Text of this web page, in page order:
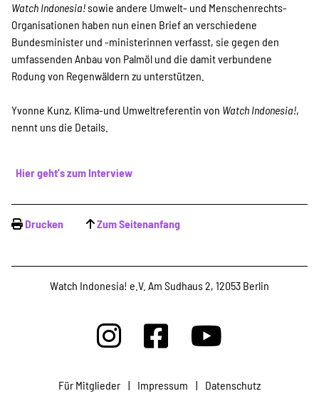
Newsletter abonnieren
SPENDEN
Watch Indonesia!sowie andere Umwelt- und Menschenrechts-
Organisationen haben nun einen Brief an verschiedene
Bundesminister und -ministerinnen verfasst, sie gegen den
umfassenden Anbau von Palmöl und die damit verbundene
Rodung von Regenwäldern zu unterstützen.
Yvonne Kunz, Klima-und Umweltreferentin von Watch Indonesia!,
nennt uns die Details.
Hier geht's zum Interview
Drucken Zum Seitenanfang
Watch Indonesia! e.V. Am Sudhaus 2, 12053 Berlin
Für Mitglieder | Impressum | Datenschutz